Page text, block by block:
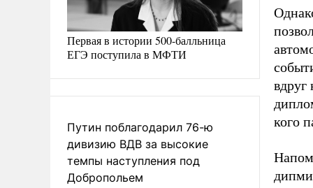
Первая в истории 500-балльница
ЕГЭ поступила в МФТИ
Путин поблагодарил 76-ю
дивизию ВДВ за высокие
темпы наступления под
Добропольем
вдруг
кого